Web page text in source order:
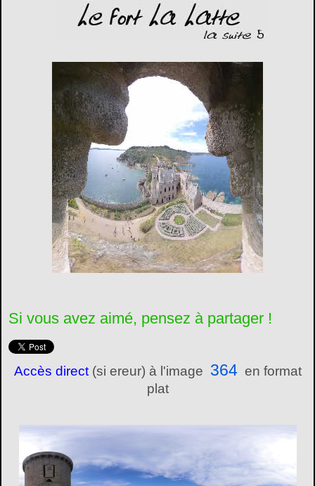
Si vous avez aimé, pensez à partager !
Accès direct(si ereur) à l'image 364 en format
plat